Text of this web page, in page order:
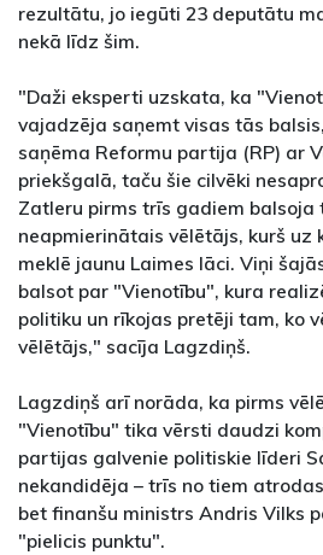
rezultātu, jo iegūti 23 deputātu
nekā līdz šim.
"Daži eksperti uzskata, ka
vajadzēja saņemt visas tās
saņēma Reformu partija (RP) ar
priekšgalā, taču šie cilvēki
Zatleru pirms trīs gadiem balsoja
neapmierinātais vēlētājs, kurš uz
meklē jaunu Laimes lāci. Viņi
balsot par "Vienotību", kura
politiku un rīkojas pretēji tam, ko
vēlētājs," sacīja Lagzdiņš.
Lagzdiņš arī norāda, ka pirms
"Vienotību" tika vērsti daudzi
partijas galvenie politiskie līderi
nekandidēja – trīs no tiem
bet finanšu ministrs Andris Vilks
"pielicis punktu".